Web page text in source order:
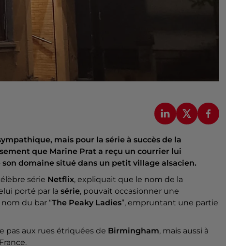
mais pour la série à succès de la
que Marine Prat a reçu un courrier lui
domaine situé dans un petit village alsacien.
série Netflix, expliquait que le nom de la
porté par la série, pouvait occasionner une
nom du bar “The Peaky Ladies”, empruntant une partie
pas aux rues étriquées de Birmingham, mais aussi à